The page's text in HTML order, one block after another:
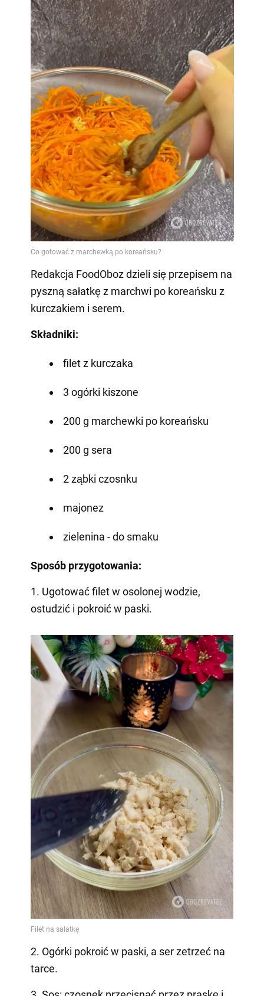
Redakcja FoodOboz dzieli się przepisem na
pyszną sałatkę z marchwi po koreańsku z
kurczakiem i serem.
Składniki:
filet z kurczaka
3 ogórki kiszone
200 g marchewki po koreańsku
200 g sera
2 ząbki czosnku
majonez
zielenina - do smaku
Sposób przygotowania:
1. Ugotować filet w osolonej wodzie,
ostudzić i pokroić w paski.
2. Ogórki pokroić w paski, a ser zetrzeć na
tarce.